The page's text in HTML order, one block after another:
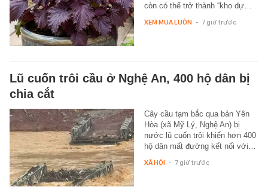
còn có thể trở thành “kho dự…
XEM MUA LUÔN - 7 giờ trước
Lũ cuốn trôi cầu ở Nghệ An, 400 hộ dân bị
chia cắt
Cây cầu tạm bắc qua bản Yên
Hòa (xã Mỹ Lý, Nghệ An) bị
nước lũ cuốn trôi khiến hơn 400
hộ dân mất đường kết nối với…
XÃ HỘI - 7 giờ trước